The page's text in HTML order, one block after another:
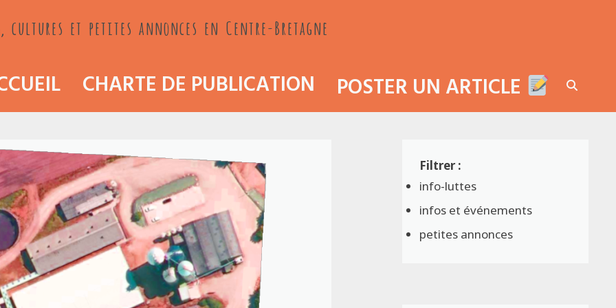
et petites annonces en Centre-Bretagne
CHARTE DE PUBLICATION POSTER UN ARTICLE
info-luttes
infos et événements
petites annonces